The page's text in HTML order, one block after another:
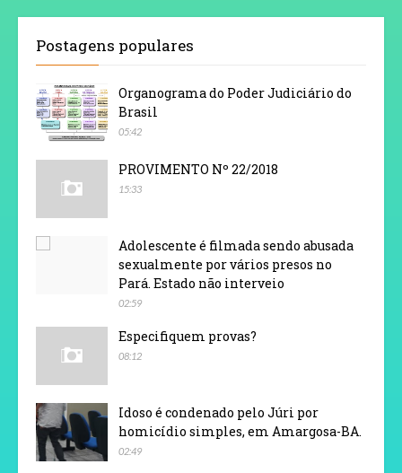
Postagens populares
Organograma do Poder Judiciário do
Brasil
05:42
PROVIMENTO Nº 22/2018
15:33
Adolescente é filmada sendo abusada
sexualmente por vários presos no
Pará. Estado não interveio
02:59
Especifiquem provas?
08:12
Idoso é condenado pelo Júri por
homicídio simples, em Amargosa-BA.
02:49